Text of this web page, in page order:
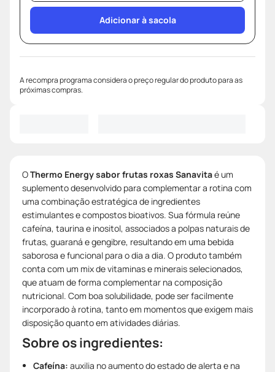
Adicionar à sacola
A recompra programa considera o preço regular do produto para as
próximas compras.
OThermo Energy sabor frutas roxas Sanavitaé um
suplemento desenvolvido para complementar a rotina com
uma combinação estratégica de ingredientes
estimulantes e compostos bioativos. Sua fórmula reúne
cafeína, taurina e inositol, associados a polpas naturais de
frutas, guaraná e gengibre, resultando em uma bebida
saborosa e funcional para o dia a dia. O produto também
conta com um mix de vitaminas e minerais selecionados,
que atuam de forma complementar na composição
nutricional. Com boa solubilidade, pode ser facilmente
incorporado à rotina, tanto em momentos que exigem mais
disposição quanto em atividades diárias.
Sobre os ingredientes:
Cafeína: auxilia no aumento do estado de alerta e na